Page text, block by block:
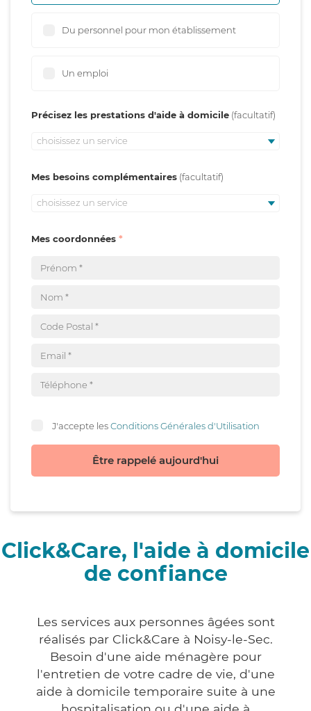
Du personnel pour mon établissement
Un emploi
Précisez les prestations d'aide à domicile
choisissez un service
Mes besoins complémentaires
choisissez un service
Mes coordonnées
J'accepte lesConditions Générales d'Utilisation
Être rappelé aujourd'hui
Click&Care, l'aide à domicile
de confiance
Les services aux personnes âgées sont
réalisés par Click&Care à Noisy-le-Sec.
Besoin d'une aide ménagère pour
l'entretien de votre cadre de vie, d'une
aide à domicile temporaire suite à une